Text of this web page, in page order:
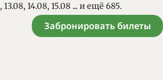
,13.08,14.08,15.08 ... и ещё 685.
Забронировать билеты